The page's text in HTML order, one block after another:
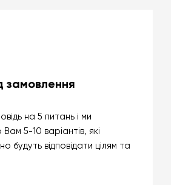
замовлення
на 5 питань і ми
5-10 варіантів, які
будуть відповідати цілям та